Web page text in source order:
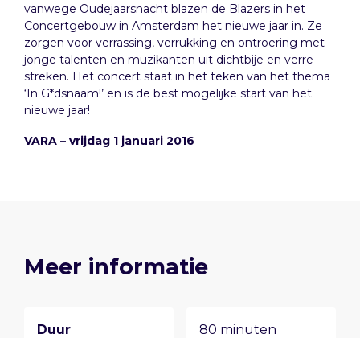
vanwege Oudejaarsnacht blazen de Blazers in het
Concertgebouw in Amsterdam het nieuwe jaar in. Ze
zorgen voor verrassing, verrukking en ontroering met
jonge talenten en muzikanten uit dichtbije en verre
streken. Het concert staat in het teken van het thema
‘In G*dsnaam!’ en is de best mogelijke start van het
nieuwe jaar!
VARA – vrijdag 1 januari 2016
Meer informatie
Duur 80 minuten